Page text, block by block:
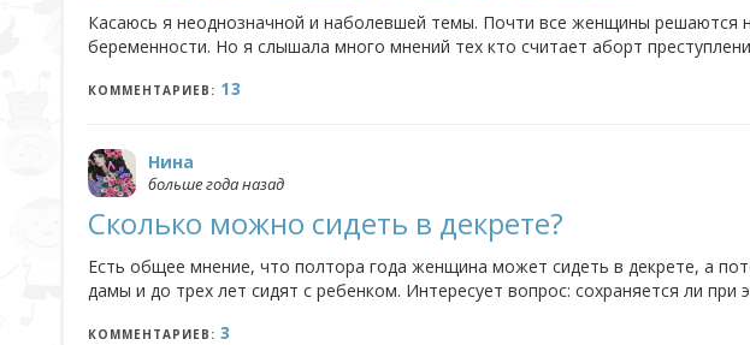
Касаюсь я неоднозначной и наболевшей темы. Почти все женщины решаются
беременности. Но я слышала много мнений тех кто считает аборт
КОММЕНТАРИЕВ: 13
Нина
больше года назад
Сколько можно сидеть в декрете?
Есть общее мнение, что полтора года женщина может сидеть в декрете, а
дамы и до трех лет сидят с ребенком. Интересует вопрос: сохраняется ли
КОММЕНТАРИЕВ: 3